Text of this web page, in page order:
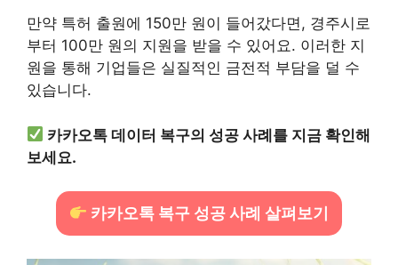
만약 특허 출원에 150만 원이 들어갔다면, 경주시로
부터 100만 원의 지원을 받을 수 있어요. 이러한 지
원을 통해 기업들은 실질적인 금전적 부담을 덜 수
있습니다.
카카오톡 데이터 복구의 성공 사례를 지금 확인해
보세요.
카카오톡 복구 성공 사례 살펴보기